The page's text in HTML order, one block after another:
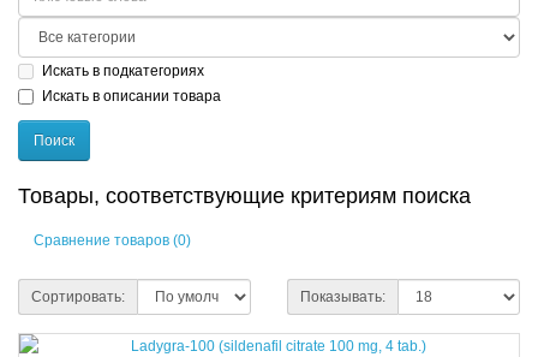
Искать в подкатегориях
Искать в описании товара
Товары, соответствующие критериям поиска
Сравнение товаров (0)
Сортировать: Показывать: